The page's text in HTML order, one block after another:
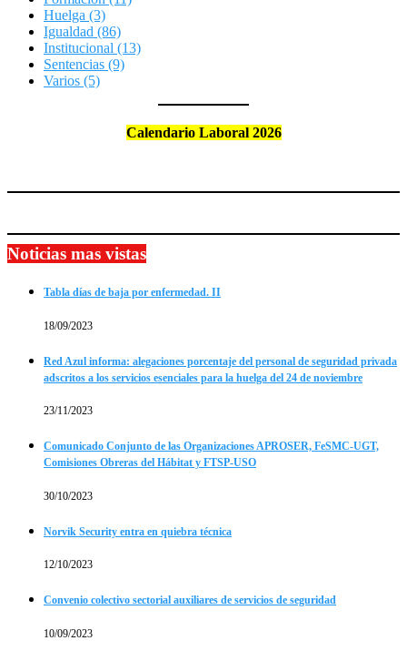
Huelga (3)
Igualdad (86)
Institucional (13)
Sentencias (9)
Varios (5)
Calendario Laboral 2026
Noticias mas vistas
Tabla días de baja por enfermedad. II
18/09/2023
Red Azul informa: alegaciones porcentaje del personal de seguridad privada
adscritos a los servicios esenciales para la huelga del 24 de noviembre
23/11/2023
Comunicado Conjunto de las Organizaciones APROSER, FeSMC-UGT,
Comisiones Obreras del Hábitat y FTSP-USO
30/10/2023
Norvik Security entra en quiebra técnica
12/10/2023
Convenio colectivo sectorial auxiliares de servicios de seguridad
10/09/2023